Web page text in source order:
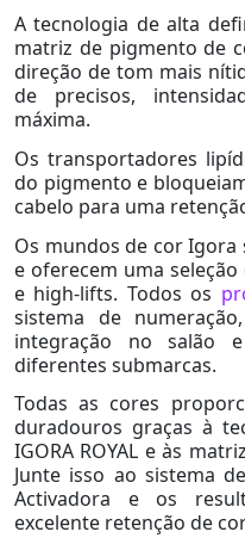
A tecnologia de alta
matriz de pigmento de
direção de tom mais
de precisos,
máxima.
Os transportadores
do pigmento e
cabelo para uma
Os mundos de cor
e oferecem uma
e high-lifts. Todos os
sistema de
integração no salão
diferentes submarcas.
Todas as cores
duradouros graças à
IGORA ROYAL e às
Junte isso ao sistema
Activadora e os
excelente retenção de